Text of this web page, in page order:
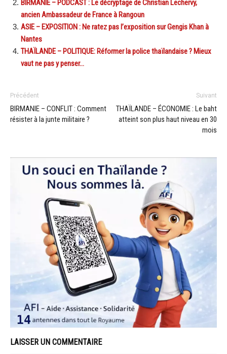
BIRMANIE – PODCAST : Le décryptage de Christian Lechervy,
ancien Ambassadeur de France à Rangoun
ASIE – EXPOSITION : Ne ratez pas l’exposition sur Gengis Khan à
Nantes
THAÏLANDE – POLITIQUE: Réformer la police thaïlandaise ? Mieux
vaut ne pas y penser…
Précédent
BIRMANIE – CONFLIT : Comment
résister à la junte militaire ?
Suivant
THAÏLANDE – ÉCONOMIE : Le baht
atteint son plus haut niveau en 30
mois
LAISSER UN COMMENTAIRE